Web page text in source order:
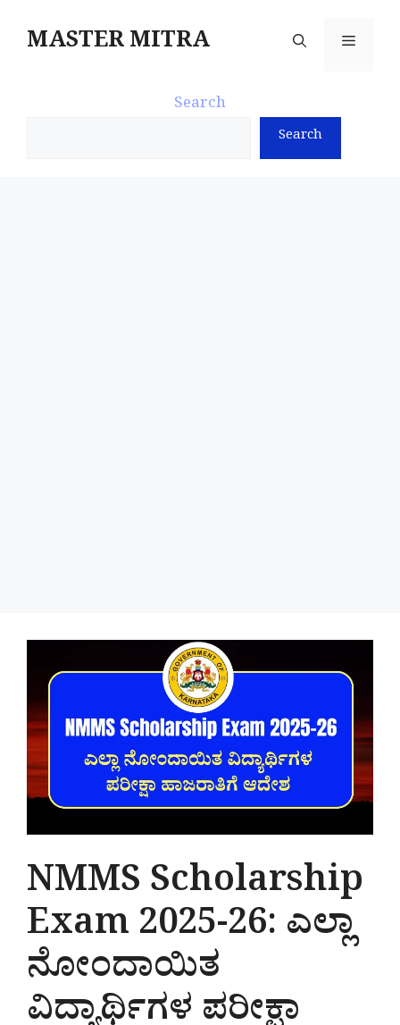
MASTER MITRA Menu
Search
Search
NMMS Scholarship
Exam 2025-26: ಎಲ್ಲಾ
ನೋಂದಾಯಿತ